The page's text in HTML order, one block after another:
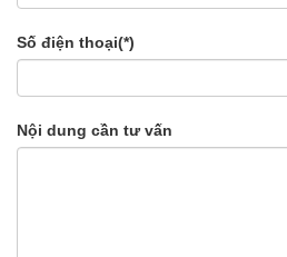
Số điện thoại(*)
Nội dung cần tư vấn